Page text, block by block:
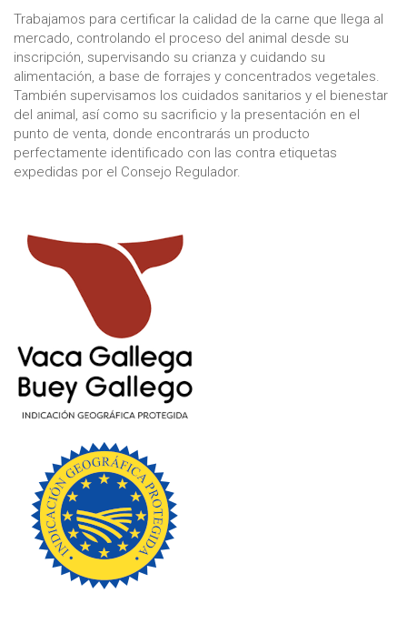
Trabajamos para certificar la calidad de la carne que llega al
mercado, controlando el proceso del animal desde su
inscripción, supervisando su crianza y cuidando su
alimentación, a base de forrajes y concentrados vegetales.
También supervisamos los cuidados sanitarios y el bienestar
del animal, así como su sacrificio y la presentación en el
punto de venta, donde encontrarás un producto
perfectamente identificado con las contra etiquetas
expedidas por el Consejo Regulador.